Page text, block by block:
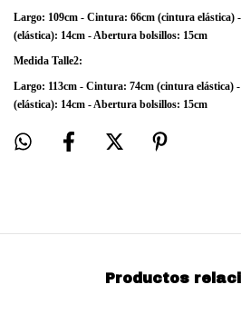
Largo: 109cm - Cintura: 66cm (cintura elástica)
(elástica): 14cm - Abertura bolsillos: 15cm
Medida Talle2:
Largo: 113cm - Cintura: 74cm (cintura elástica)
(elástica): 14cm - Abertura bolsillos: 15cm
Productos